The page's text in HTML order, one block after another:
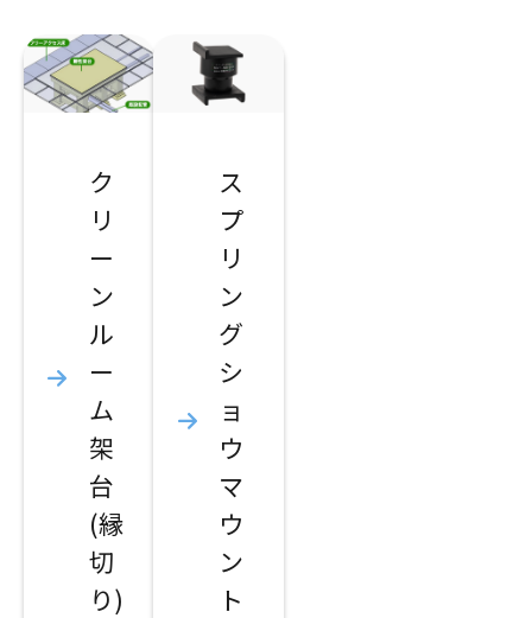
ク
リ
ー
ン
ル
ー
ム
架
台
(縁
切
り)
ス
プ
リ
ン
グ
シ
ョ
ウ
マ
ウ
ン
ト